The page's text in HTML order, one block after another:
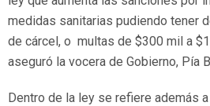
medidas sanitarias pudiendo tener
de cárcel, o multas de $300 mil a
aseguró la vocera de Gobierno, Pía
Dentro de la ley se refiere además